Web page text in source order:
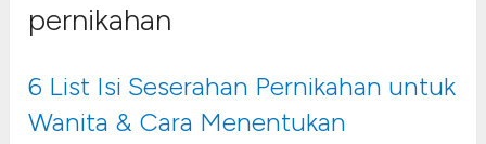
pernikahan
6 List Isi Seserahan Pernikahan untuk
Wanita & Cara Menentukan